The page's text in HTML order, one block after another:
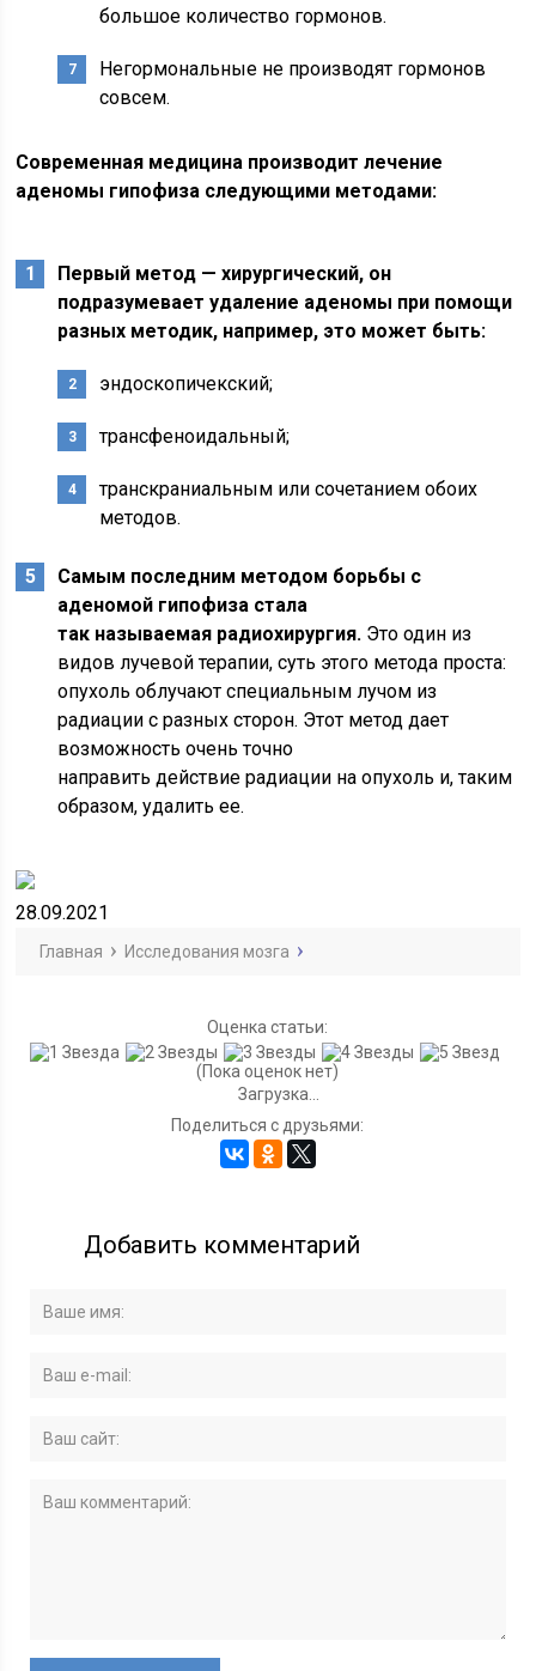
большое количество гормонов.
Негормональные не производят гормонов
совсем.
Современная медицина производит лечение
аденомы гипофиза следующими методами:
Первый метод — хирургический, он
подразумевает удаление аденомы при помощи
разных методик, например, это может быть:
эндоскопичекский;
трансфеноидальный;
транскраниальным или сочетанием обоих
методов.
Самым последним методом борьбы с
аденомой гипофиза стала
так называемая радиохирургия. Это один из
видов лучевой терапии, суть этого метода проста:
опухоль облучают специальным лучом из
радиации с разных сторон. Этот метод дает
возможность очень точно
направить действие радиации на опухоль и, таким
образом, удалить ее.
28.09.2021
Главная Исследования мозга
Оценка статьи:
(Пока оценок нет)
Загрузка...
Поделиться с друзьями:
Добавить комментарий